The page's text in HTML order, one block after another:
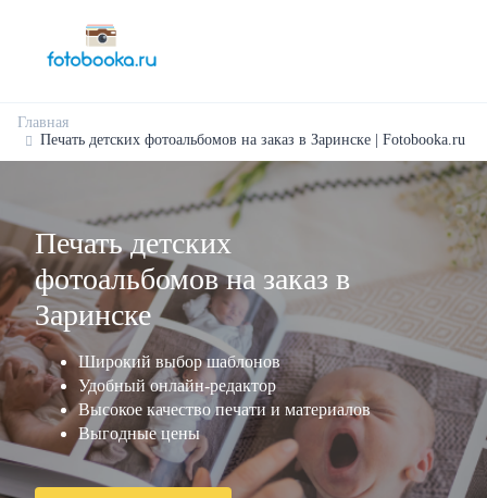
Главная
Печать детских фотоальбомов на заказ в Заринске | Fotobooka.ru
Печать детских
фотоальбомов на заказ в
Заринске
Широкий выбор шаблонов
Удобный онлайн-редактор
Высокое качество печати и материалов
Выгодные цены